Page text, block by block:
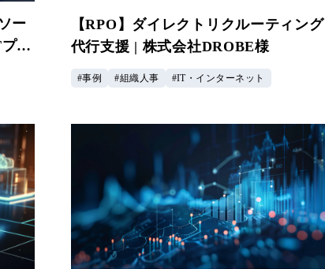
ー
ロ
【RPO】ダイレクトリクルーティング
代行支援 | 株式会社DROBE様
事例 組織人事 IT・インターネット